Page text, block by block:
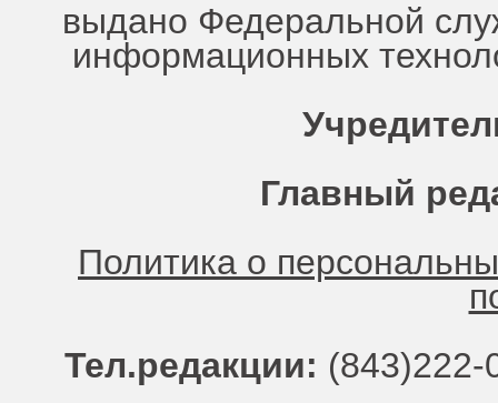
выдано Федеральной
информационных
Главный
Политика о
Тел.редакции: